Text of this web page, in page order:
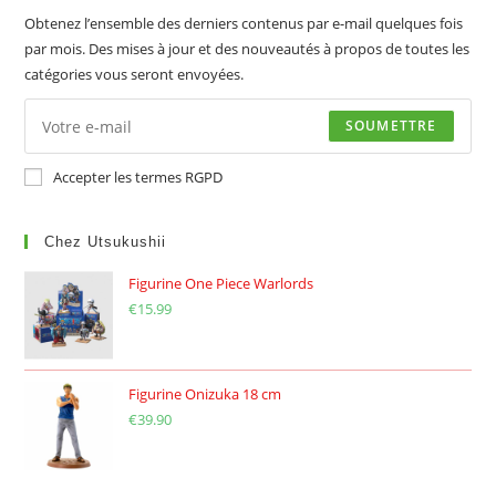
Obtenez l’ensemble des derniers contenus par e-mail quelques fois
par mois. Des mises à jour et des nouveautés à propos de toutes les
catégories vous seront envoyées.
SOUMETTRE
Accepter les termes RGPD
Chez Utsukushii
Figurine One Piece Warlords
€15.99
Figurine Onizuka 18 cm
€39.90